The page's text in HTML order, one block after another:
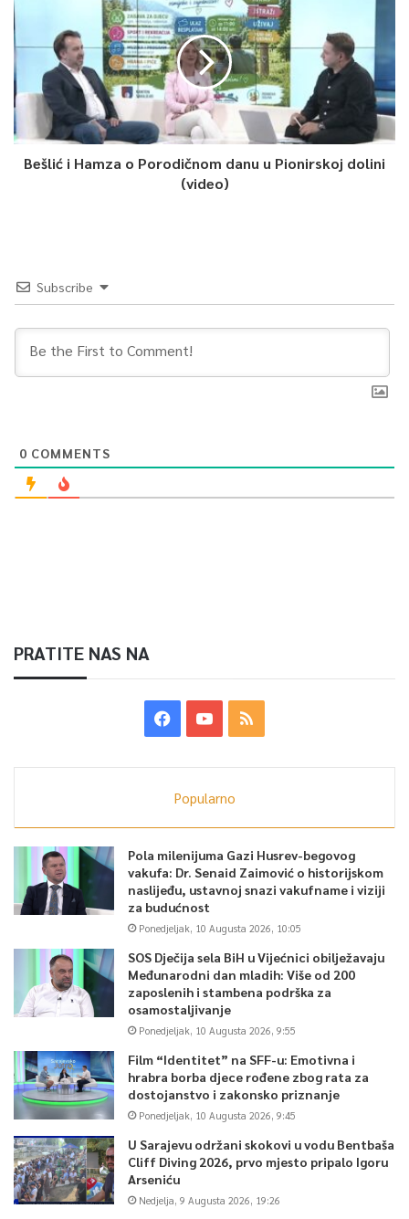
0
Article Rating
Bešlić i Hamza o Porodičnom danu u Pionirskoj dolini
(video)
Subscribe
0 COMMENTS
PRATITE NAS NA
Popularno
Pola milenijuma Gazi Husrev-begovog
vakufa: Dr. Senaid Zaimović o historijskom
naslijeđu, ustavnoj snazi vakufname i viziji
za budućnost
Ponedjeljak, 10 Augusta 2026, 10:05
SOS Dječija sela BiH u Vijećnici obilježavaju
Međunarodni dan mladih: Više od 200
zaposlenih i stambena podrška za
osamostaljivanje
Ponedjeljak, 10 Augusta 2026, 9:55
Film “Identitet” na SFF-u: Emotivna i
hrabra borba djece rođene zbog rata za
dostojanstvo i zakonsko priznanje
Ponedjeljak, 10 Augusta 2026, 9:45
U Sarajevu održani skokovi u vodu Bentbaša
Cliff Diving 2026, prvo mjesto pripalo Igoru
Arseniću
Nedjelja, 9 Augusta 2026, 19:26